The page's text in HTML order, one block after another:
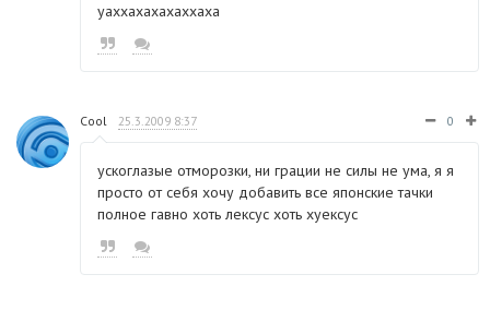
уаххахахахаххаха
Cool 25.3.2009 8:37 0
ускоглазые отморозки, ни грации не силы не ума, я я
просто от себя хочу добавить все японские тачки
полное гавно хоть лексус хоть хуексус